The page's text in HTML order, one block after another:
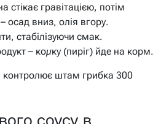
стікає гравітацією, потім
осад вниз, олія вгору.
стабілізуючи смак.
– коµку (пиріг) йде на корм.
штам грибка 300
соусу в